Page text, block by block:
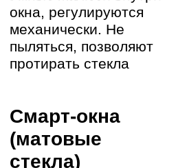
УСТАНОВКА
ВЫВОЗ МУСОРА
Аккуратно демонтируем старые
окна и подготовим проем
Работаем как по ГОСТу, так и по
Следим за чистотой работ,
убираемся за собой
03
04